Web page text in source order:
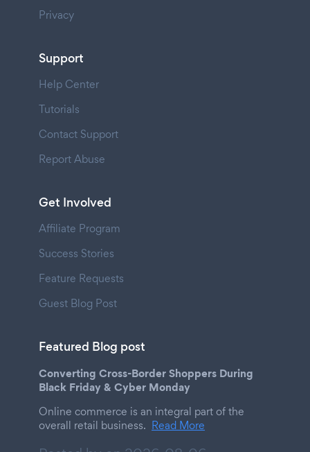
Privacy
Support
Help Center
Tutorials
Contact Support
Report Abuse
Get Involved
Affiliate Program
Success Stories
Feature Requests
Guest Blog Post
Featured Blog post
Converting Cross-Border Shoppers During
Black Friday & Cyber Monday
Online commerce is an integral part of the
overall retail business. Read More